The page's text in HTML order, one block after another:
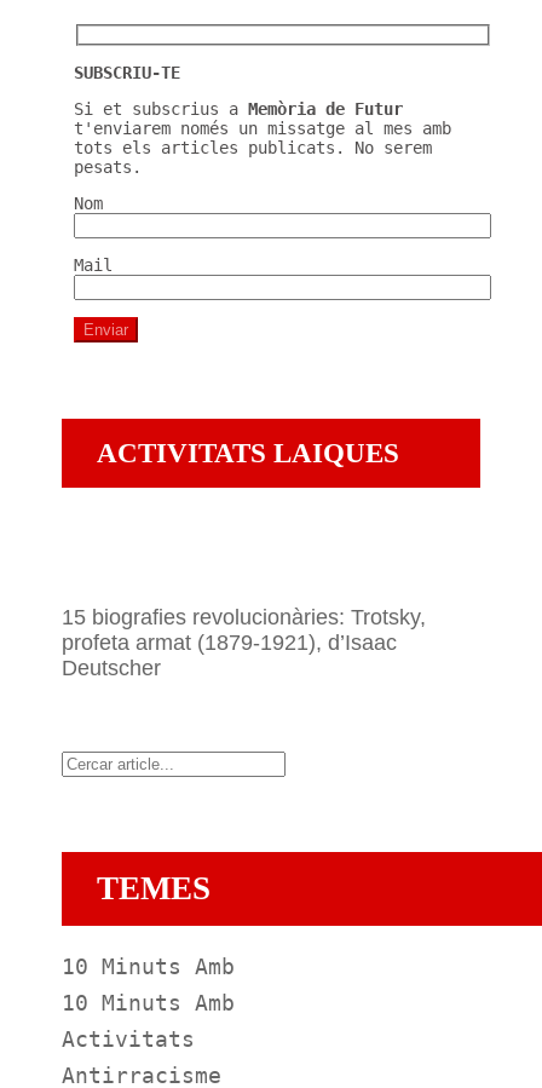
SUBSCRIU-TE
Si et subscrius aMemòria de Futur
t'enviarem només un missatge al mes amb
tots els articles publicats. No serem
pesats.
Nom
Mail
ACTIVITATS LAIQUES
15 biografies revolucionàries: Trotsky,
profeta armat (1879-1921), d’Isaac
Deutscher
Cerca
TEMES
10 Minuts Amb
10 Minuts Amb
Activitats
Antirracisme